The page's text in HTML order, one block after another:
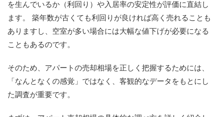
を生んでいるか（利回り）や入居率の安定性が評価に直結し
ます。 築年数が古くても利回りが良ければ高く売れることも
ありますし、空室が多い場合には大幅な値下げが必要になる
こともあるのです。
そのため、アパートの売却相場を正しく把握するためには、
「なんとなくの感覚」ではなく、客観的なデータをもとにし
た調査が重要です。